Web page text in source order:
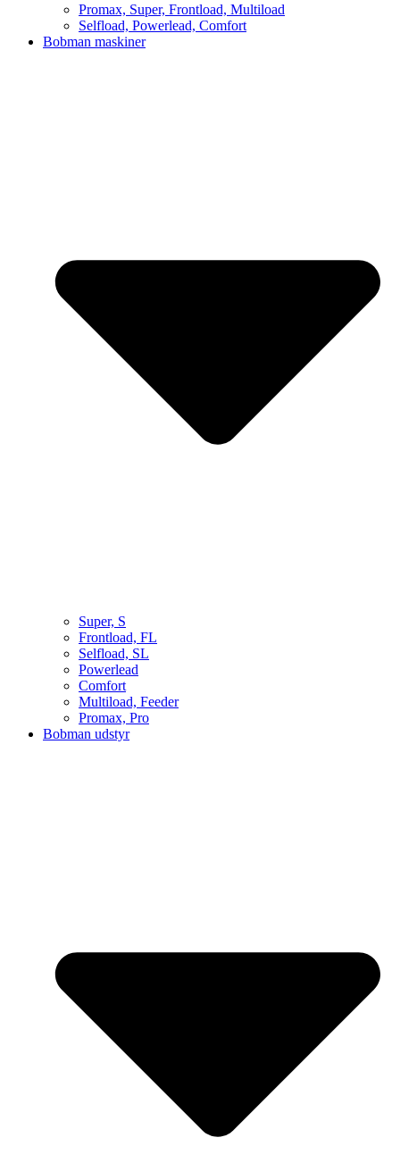
Promax, Super, Frontload, Multiload
Selfload, Powerlead, Comfort
Bobman maskiner
Super, S
Frontload, FL
Selfload, SL
Powerlead
Comfort
Multiload, Feeder
Promax, Pro
Bobman udstyr